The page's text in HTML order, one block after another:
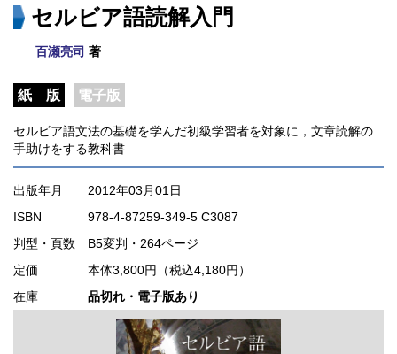
セルビア語読解入門
百瀬亮司 著
紙 版 電子版
セルビア語文法の基礎を学んだ初級学習者を対象に，文章読解の
手助けをする教科書
出版年月
2012年03月01日
ISBN
978-4-87259-349-5 C3087
判型・頁数 B5変判・264ページ
定価
本体3,800円（税込4,180円）
在庫
品切れ・電子版あり